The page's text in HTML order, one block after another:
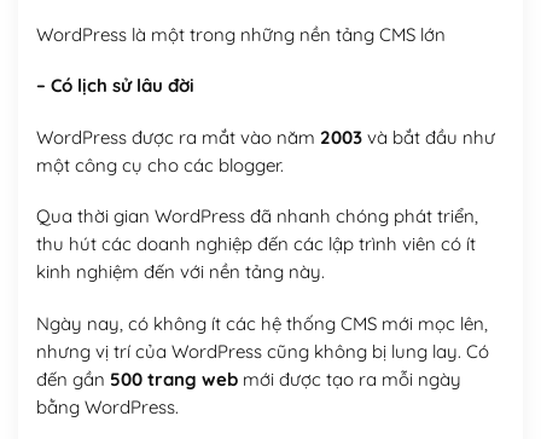
WordPress là một trong những nền tảng CMS lớn
– Có lịch sử lâu đời
WordPress được ra mắt vào năm 2003và bắt đầu như
một công cụ cho các blogger.
Qua thời gian WordPress đã nhanh chóng phát triển,
thu hút các doanh nghiệp đến các lập trình viên có ít
kinh nghiệm đến với nền tảng này.
Ngày nay, có không ít các hệ thống CMS mới mọc lên,
nhưng vị trí của WordPress cũng không bị lung lay. Có
đến gần 500 trang webmới được tạo ra mỗi ngày
bằng WordPress.